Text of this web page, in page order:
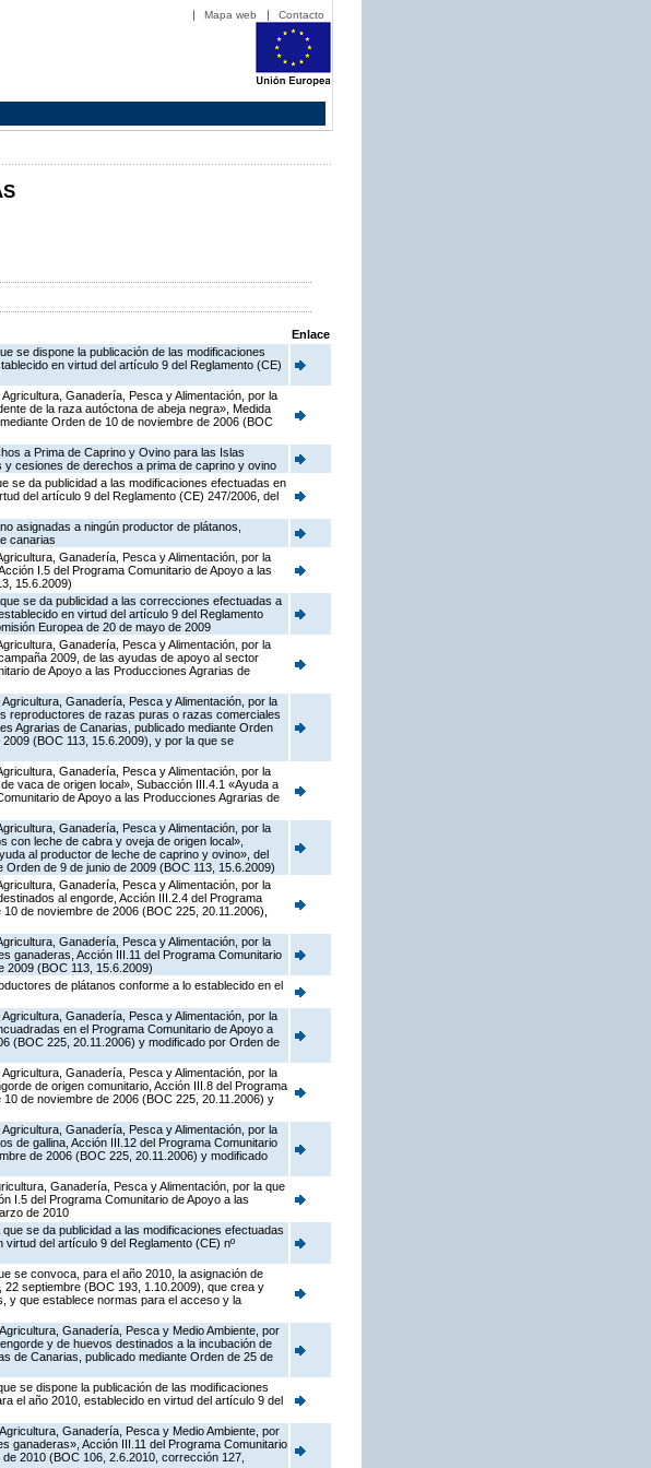
Mapa web Contacto
Enlace
se dispone la publicación de las modificaciones
en virtud del artículo 9 del Reglamento (CE)
Ganadería, Pesca y Alimentación, por la
de la raza autóctona de abeja negra», Medida
Orden de 10 de noviembre de 2006 (BOC
a Prima de Caprino y Ovino para las Islas
cesiones de derechos a prima de caprino y ovino
se da publicidad a las modificaciones efectuadas en
del artículo 9 del Reglamento (CE) 247/2006, del
asignadas a ningún productor de plátanos,
canarias
Ganadería, Pesca y Alimentación, por la
I.5 del Programa Comunitario de Apoyo a las
15.6.2009)
se da publicidad a las correcciones efectuadas a
en virtud del artículo 9 del Reglamento
Europea de 20 de mayo de 2009
Ganadería, Pesca y Alimentación, por la
2009, de las ayudas de apoyo al sector
de Apoyo a las Producciones Agrarias de
Ganadería, Pesca y Alimentación, por la
reproductores de razas puras o razas comerciales
Agrarias de Canarias, publicado mediante Orden
(BOC 113, 15.6.2009), y por la que se
Ganadería, Pesca y Alimentación, por la
vaca de origen local», Subacción III.4.1 «Ayuda a
de Apoyo a las Producciones Agrarias de
Ganadería, Pesca y Alimentación, por la
con leche de cabra y oveja de origen local»,
al productor de leche de caprino y ovino», del
de 9 de junio de 2009 (BOC 113, 15.6.2009)
Ganadería, Pesca y Alimentación, por la
al engorde, Acción III.2.4 del Programa
de noviembre de 2006 (BOC 225, 20.11.2006),
Ganadería, Pesca y Alimentación, por la
ganaderas, Acción III.11 del Programa Comunitario
2009 (BOC 113, 15.6.2009)
de plátanos conforme a lo establecido en el
Ganadería, Pesca y Alimentación, por la
en el Programa Comunitario de Apoyo a
(BOC 225, 20.11.2006) y modificado por Orden de
Ganadería, Pesca y Alimentación, por la
de origen comunitario, Acción III.8 del Programa
de noviembre de 2006 (BOC 225, 20.11.2006) y
Ganadería, Pesca y Alimentación, por la
de gallina, Acción III.12 del Programa Comunitario
de 2006 (BOC 225, 20.11.2006) y modificado
Ganadería, Pesca y Alimentación, por la que
I.5 del Programa Comunitario de Apoyo a las
de 2010
se da publicidad a las modificaciones efectuadas
del artículo 9 del Reglamento (CE) nº
se convoca, para el año 2010, la asignación de
septiembre (BOC 193, 1.10.2009), que crea y
y que establece normas para el acceso y la
Ganadería, Pesca y Medio Ambiente, por
y de huevos destinados a la incubación de
de Canarias, publicado mediante Orden de 25 de
se dispone la publicación de las modificaciones
el año 2010, establecido en virtud del artículo 9 del
Ganadería, Pesca y Medio Ambiente, por
ganaderas», Acción III.11 del Programa Comunitario
2010 (BOC 106, 2.6.2010, corrección 127,